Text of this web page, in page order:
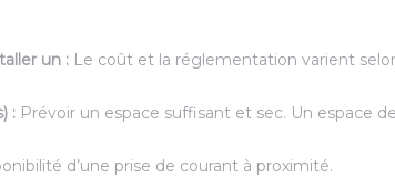
un : Le coût et la réglementation varient
: Prévoir un espace suffisant et sec. Un espace
d’une prise de courant à proximité.